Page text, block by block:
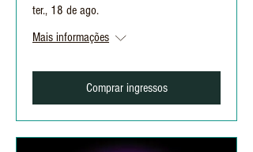
ter., 18 de ago.
Mais informações
Comprar ingressos